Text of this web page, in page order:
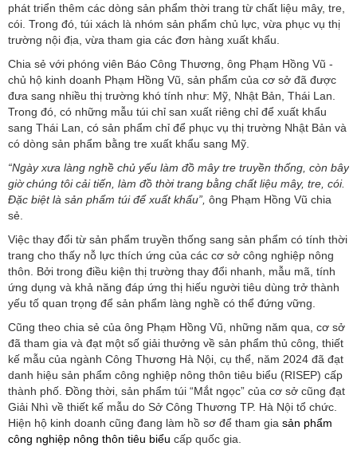
phát triển thêm các dòng sản phẩm thời trang từ chất liệu mây, tre,
cói. Trong đó, túi xách là nhóm sản phẩm chủ lực, vừa phục vụ thị
trường nội địa, vừa tham gia các đơn hàng xuất khẩu.
Chia sẻ với phóng viên Báo Công Thương, ông Phạm Hồng Vũ -
chủ hộ kinh doanh Phạm Hồng Vũ, sản phẩm của cơ sở đã được
đưa sang nhiều thị trường khó tính như: Mỹ, Nhật Bản, Thái Lan.
Trong đó, có những mẫu túi chỉ san xuất riêng chỉ để xuất khẩu
sang Thái Lan, có sản phẩm chỉ để phục vụ thị trường Nhật Bản và
có dòng sản phẩm bằng tre xuất khẩu sang Mỹ.
“Ngày xưa làng nghề chủ yếu làm đồ mây tre truyền thống, còn bây
giờ chúng tôi cải tiến, làm đồ thời trang bằng chất liệu mây, tre, cói.
Đặc biệt là sản phẩm túi để xuất khẩu”, ông Phạm Hồng Vũ chia
sẻ.
Việc thay đổi từ sản phẩm truyền thống sang sản phẩm có tính thời
trang cho thấy nỗ lực thích ứng của các cơ sở công nghiệp nông
thôn. Bởi trong điều kiện thị trường thay đổi nhanh, mẫu mã, tính
ứng dụng và khả năng đáp ứng thị hiếu người tiêu dùng trở thành
yếu tố quan trọng để sản phẩm làng nghề có thể đứng vững.
Cũng theo chia sẻ của ông Phạm Hồng Vũ, những năm qua, cơ sở
đã tham gia và đạt một số giải thưởng về sản phẩm thủ công, thiết
kế mẫu của ngành Công Thương Hà Nội, cụ thể, năm 2024 đã đạt
danh hiệu sản phẩm công nghiệp nông thôn tiêu biểu (RISEP) cấp
thành phố. Đồng thời, sản phẩm túi “Mắt ngọc” của cơ sở cũng đạt
Giải Nhì về thiết kế mẫu do Sở Công Thương TP. Hà Nội tổ chức.
Hiện hộ kinh doanh cũng đang làm hồ sơ để tham gia sản phẩm
công nghiệp nông thôn tiêu biểu cấp quốc gia.